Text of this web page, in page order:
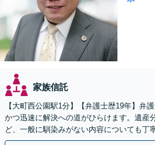
家族信託
【大町西公園駅1分】【弁護士歴19年】弁
かつ迅速に解決への道がひらけます。遺産
ど、一般に馴染みがない内容についても丁
間・休日相談可】【オンライン相談可】